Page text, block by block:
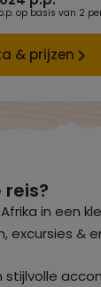
op basis van 2
& prijzen
in een
excursies &
stijlvolle